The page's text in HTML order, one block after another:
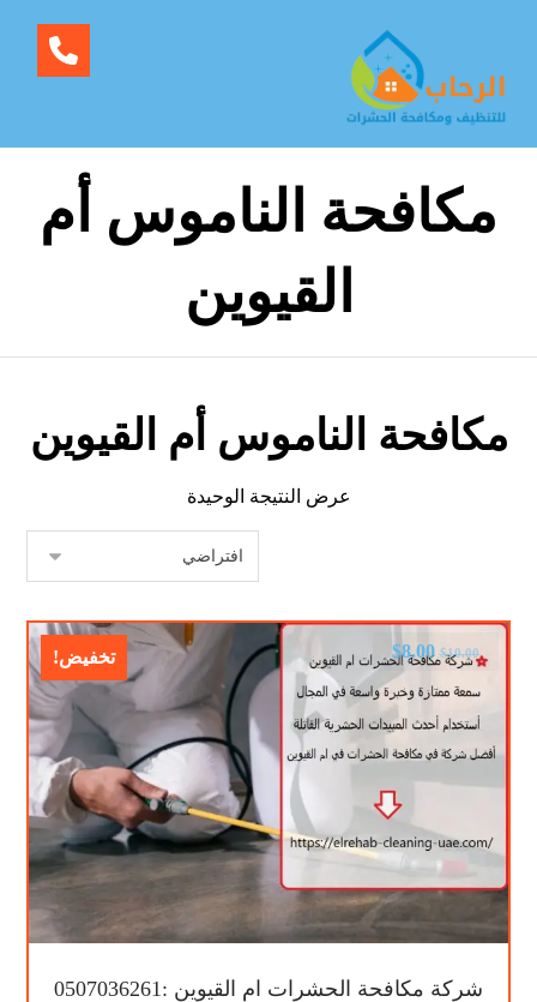
مكافحة الناموس أم
القيوين
مكافحة الناموس أم القيوين
عرض النتيجة الوحيدة
تخفيض!
شركة مكافحة الحشرات ام القيوين :0507036261
$10.00
$8.00